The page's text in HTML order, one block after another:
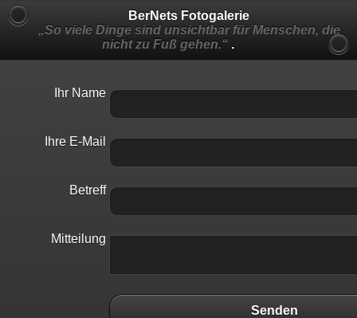
BerNets Fotogalerie
„So viele Dinge sind unsichtbar für Menschen, die
nicht zu Fuß gehen.“ .
Ihr Name
Ihre E-Mail
Betreff
Mitteilung
Senden